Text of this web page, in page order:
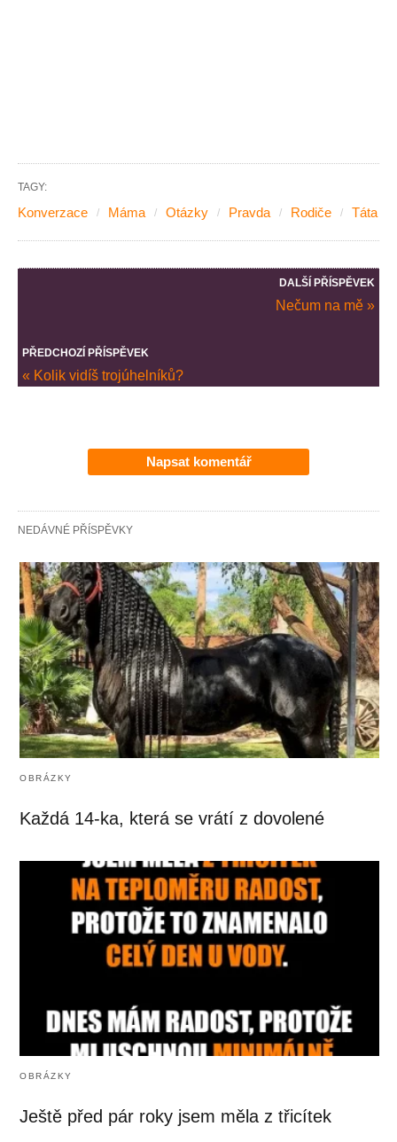
TAGY:
Konverzace Máma Otázky Pravda Rodiče Táta
DALŠÍ PŘÍSPĚVEK
Nečum na mě »
PŘEDCHOZÍ PŘÍSPĚVEK
« Kolik vidíš trojúhelníků?
Napsat komentář
NEDÁVNÉ PŘÍSPĚVKY
OBRÁZKY
Každá 14-ka, která se vrátí z dovolené
OBRÁZKY
Ještě před pár roky jsem měla z třicítek